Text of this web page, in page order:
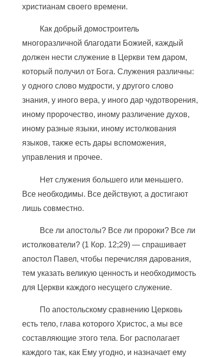
христианам своего времени.
Как добрый домостроитель
многоразличной благодати Божией, каждый
должен нести служение в Церкви тем даром,
который получил от Бога. Служения различны:
у одного слово мудрости, у другого слово
знания, у иного вера, у иного дар чудотворения,
иному пророчество, иному различение духов,
иному разные языки, иному истолкования
языков, также есть дары вспоможения,
управления и прочее.
Нет служения большего или меньшего.
Все необходимы. Все действуют, а достигают
лишь совместно.
Все ли апостолы? Все ли пророки? Все ли
истолкователи? (1 Кор. 12;29) — спрашивает
апостол Павел, чтобы перечисляя дарования,
тем указать великую ценность и необходимость
для Церкви каждого несущего служение.
По апостольскому сравнению Церковь
есть тело, глава которого Христос, а мы все
составляющие этого тела. Бог располагает
каждого так, как Ему угодно, и назначает ему